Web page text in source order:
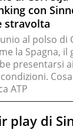
con
stravolta
al polso di
la Spagna,
presentarsi
ATP
play di